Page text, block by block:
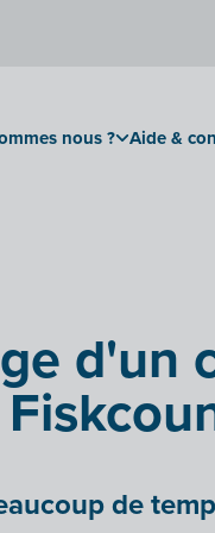
nous ? Aide &
d'un
de